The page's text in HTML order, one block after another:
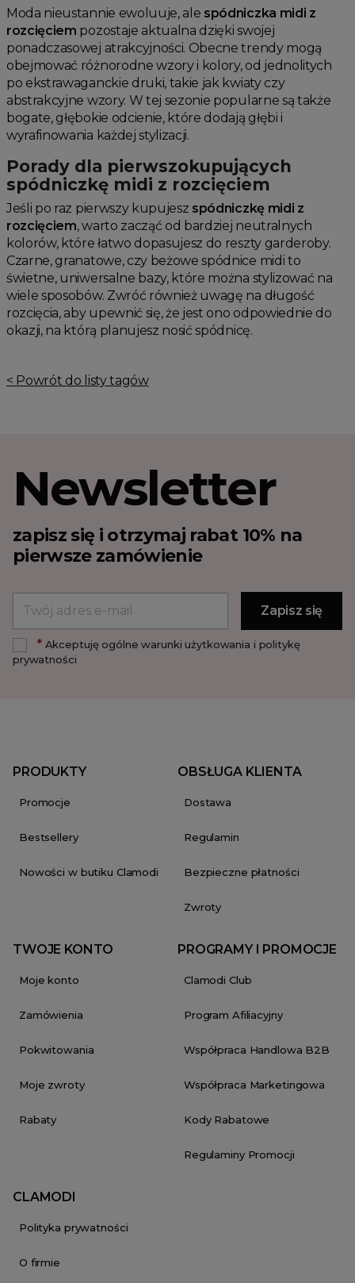
Moda nieustannie ewoluuje, ale spódniczka midi z
rozcięciem pozostaje aktualna dzięki swojej
ponadczasowej atrakcyjności. Obecne trendy mogą
obejmować różnorodne wzory i kolory, od jednolitych
po ekstrawaganckie druki, takie jak kwiaty czy
abstrakcyjne wzory. W tej sezonie popularne są także
bogate, głębokie odcienie, które dodają głębi i
wyrafinowania każdej stylizacji.
Porady dla pierwszokupujących
spódniczkę midi z rozcięciem
Jeśli po raz pierwszy kupujesz spódniczkę midi z
rozcięciem, warto zacząć od bardziej neutralnych
kolorów, które łatwo dopasujesz do reszty garderoby.
Czarne, granatowe, czy beżowe spódnice midi to
świetne, uniwersalne bazy, które można stylizować na
wiele sposobów. Zwróć również uwagę na długość
rozcięcia, aby upewnić się, że jest ono odpowiednie do
okazji, na którą planujesz nosić spódnicę.
< Powrót do listy tagów
Newsletter
zapisz się i otrzymaj rabat 10% na
pierwsze zamówienie
*Akceptuję ogólne warunki użytkowania i politykę
prywatności
PRODUKTY
Promocje
Bestsellery
Nowości w butiku Clamodi
OBSŁUGA KLIENTA
Dostawa
Regulamin
Bezpieczne płatności
Zwroty
TWOJE KONTO
Moje konto
Zamówienia
Pokwitowania
Moje zwroty
Rabaty
PROGRAMY I PROMOCJE
Clamodi Club
Program Afiliacyjny
Współpraca Handlowa B2B
Współpraca Marketingowa
Kody Rabatowe
Regulaminy Promocji
CLAMODI
Polityka prywatności
O firmie